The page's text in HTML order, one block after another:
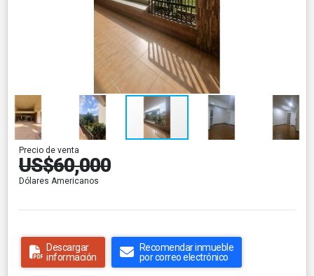
Precio de venta
US$60,000
Dólares Americanos
Descargar
información
Recomendar inmueble
por correo electrónico